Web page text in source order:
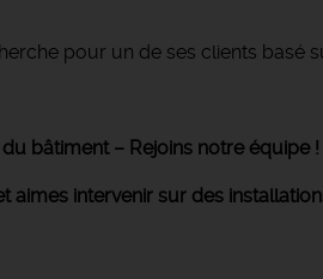
pour un de ses clients basé
bâtiment – Rejoins notre équipe !
aimes intervenir sur des